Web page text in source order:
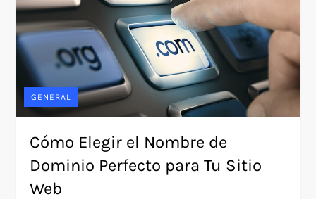
GENERAL
Cómo Elegir el Nombre de
Dominio Perfecto para Tu Sitio
Web